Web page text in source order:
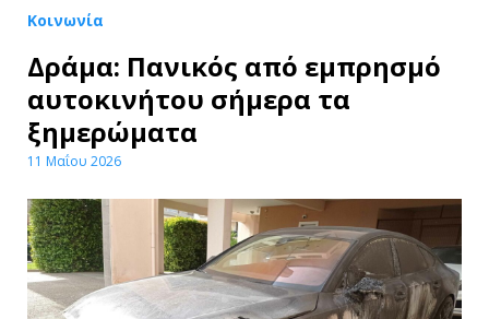
Κοινωνία
Δράμα: Πανικός από εμπρησμό
αυτοκινήτου σήμερα τα
ξημερώματα
11 Μαΐου 2026